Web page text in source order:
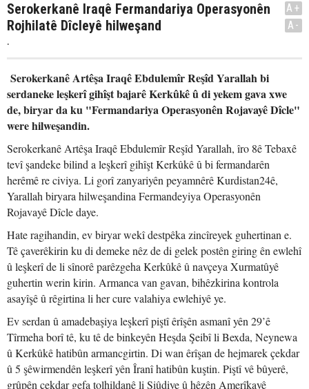
Serokerkanê Iraqê Fermandariya Operasyonên
Rojhilatê Dîcleyê hilweşand
.
A+
A-
Serokerkanê Artêşa Iraqê Ebdulemîr Reşîd Yarallah bi
serdaneke leşkerî gihîşt bajarê Kerkûkê û di yekem gava xwe
de, biryar da ku "Fermandariya Operasyonên Rojavayê Dîcle"
were hilweşandin.
Serokerkanê Artêşa Iraqê Ebdulemîr Reşîd Yarallah, îro 8ê Tebaxê
tevî şandeke bilind a leşkerî gihîşt Kerkûkê û bi fermandarên
herêmê re civiya. Li gorî zanyariyên peyamnêrê Kurdistan24ê,
Yarallah biryara hilweşandina Fermandeyiya Operasyonên
Rojavayê Dîcle daye.
Hate ragihandin, ev biryar wekî destpêka zincîreyek guhertinan e.
Tê çaverêkirin ku di demeke nêz de di gelek postên giring ên ewlehî
û leşkerî de li sînorê parêzgeha Kerkûkê û navçeya Xurmatûyê
guhertin werin kirin. Armanca van gavan, bihêzkirina kontrola
asayîşê û rêgirtina li her cure valahiya ewlehiyê ye.
Ev serdan û amadebaşiya leşkerî piştî êrîşên asmanî yên 29’ê
Tîrmeha borî tê, ku tê de binkeyên Heşda Şeibî li Bexda, Neynewa
û Kerkûkê hatibûn armancgirtin. Di wan êrîşan de hejmarek çekdar
û 5 şêwirmendên leşkerî yên Îranî hatibûn kuştin. Piştî vê bûyerê,
grûpên çekdar gefa tolhildanê li Siûdiye û hêzên Amerîkayê